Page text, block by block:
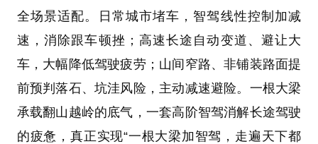
全场景适配。日常城市堵车，智驾线性控制加减
速，消除跟车顿挫；高速长途自动变道、避让大
车，大幅降低驾驶疲劳；山间窄路、非铺装路面提
前预判落石、坑洼风险，主动减速避险。一根大梁
承载翻山越岭的底气，一套高阶智驾消解长途驾驶
的疲惫，真正实现“一根大梁加智驾，走遍天下都